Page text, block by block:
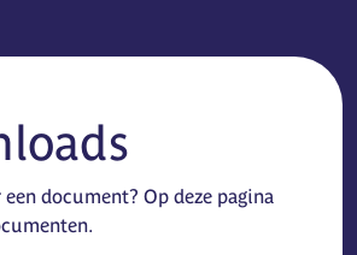
een document? Op deze pagina